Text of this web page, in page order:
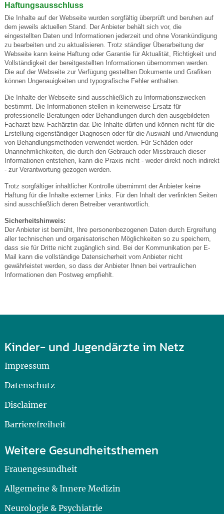
Haftungsausschluss
Die Inhalte auf der Webseite wurden sorgfältig überprüft und beruhen auf
dem jeweils aktuellen Stand. Der Anbieter behält sich vor, die
eingestellten Daten und Informationen jederzeit und ohne Vorankündigung
zu bearbeiten und zu aktualisieren. Trotz ständiger Überarbeitung der
Webseite kann keine Haftung oder Garantie für Aktualität, Richtigkeit und
Vollständigkeit der bereitgestellten Informationen übernommen werden.
Die auf der Webseite zur Verfügung gestellten Dokumente und Grafiken
können Ungenauigkeiten und typografische Fehler enthalten.
Die Inhalte der Webseite sind ausschließlich zu Informationszwecken
bestimmt. Die Informationen stellen in keinerweise Ersatz für
professionelle Beratungen oder Behandlungen durch den ausgebildeten
Facharzt bzw. Fachärztin dar. Die Inhalte dürfen und können nicht für die
Erstellung eigenständiger Diagnosen oder für die Auswahl und Anwendung
von Behandlungsmethoden verwendet werden. Für Schäden oder
Unannehmlichkeiten, die durch den Gebrauch oder Missbrauch dieser
Informationen entstehen, kann die Praxis nicht - weder direkt noch indirekt
- zur Verantwortung gezogen werden.
Trotz sorgfältiger inhaltlicher Kontrolle übernimmt der Anbieter keine
Haftung für die Inhalte externer Links. Für den Inhalt der verlinkten Seiten
sind ausschließlich deren Betreiber verantwortlich.
Sicherheitshinweis:
Der Anbieter ist bemüht, Ihre personenbezogenen Daten durch Ergreifung
aller technischen und organisatorischen Möglichkeiten so zu speichern,
dass sie für Dritte nicht zugänglich sind. Bei der Kommunikation per E-
Mail kann die vollständige Datensicherheit vom Anbieter nicht
gewährleistet werden, so dass der Anbieter Ihnen bei vertraulichen
Informationen den Postweg empfiehlt.
Kinder- und Jugendärzte im Netz
Impressum
Datenschutz
Disclaimer
Barrierefreiheit
Weitere Gesundheitsthemen
Frauengesundheit
Allgemeine & Innere Medizin
Neurologie & Psychiatrie